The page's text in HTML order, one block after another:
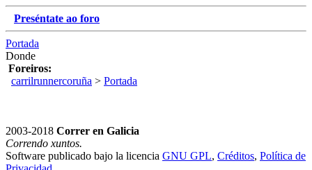
Preséntate ao foro
Portada
Donde
Foreiros:
carrilrunnercoruña > Portada
2003-2018 Correr en Galicia
Correndo xuntos.
Software publicado bajo la licencia GNU GPL, Créditos, Política de